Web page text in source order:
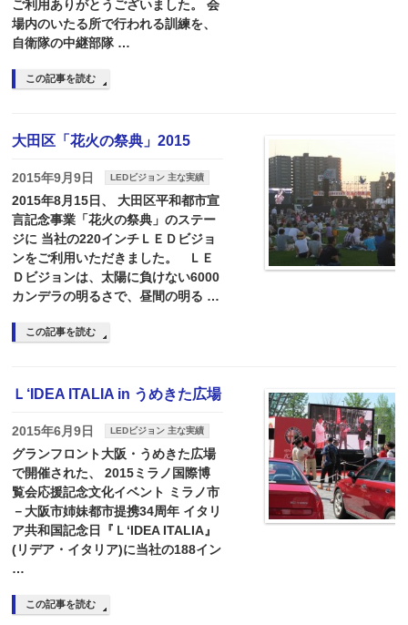
ご利用ありがとうございました。 会
場内のいたる所で行われる訓練を、
自衛隊の中継部隊 …
この記事を読む
大田区「花火の祭典」2015
2015年9月9日 LEDビジョン 主な実績
2015年8月15日、 大田区平和都市宣
言記念事業「花火の祭典」のステー
ジに 当社の220インチＬＥＤビジョ
ンをご利用いただきました。 ＬＥ
Ｄビジョンは、太陽に負けない6000
カンデラの明るさで、昼間の明る …
この記事を読む
Ｌ‘IDEA ITALIA in うめきた広場
2015年6月9日 LEDビジョン 主な実績
グランフロント大阪・うめきた広場
で開催された、 2015ミラノ国際博
覧会応援記念文化イベント ミラノ市
－大阪市姉妹都市提携34周年 イタリ
ア共和国記念日『Ｌ‘IDEA ITALIA』
(リデア・イタリア)に当社の188イン
…
この記事を読む